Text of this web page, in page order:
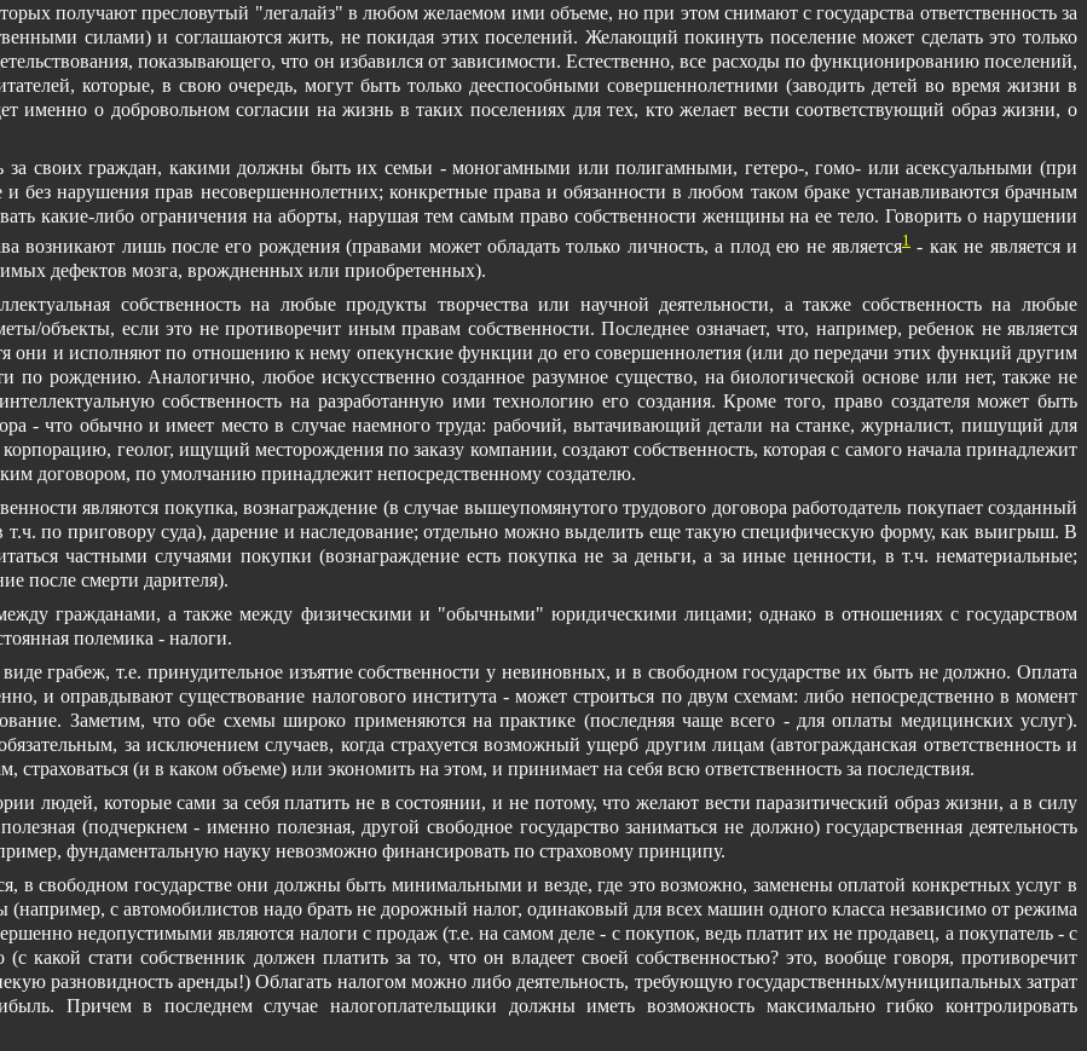
получают пресловутый "легалайз" в любом желаемом ими объеме, но при этом снимают с государства ответственность за
силами) и соглашаются жить, не покидая этих поселений. Желающий покинуть поселение может сделать это только
показывающего, что он избавился от зависимости. Естественно, все расходы по функционированию поселений,
которые, в свою очередь, могут быть только дееспособными совершеннолетними (заводить детей во время жизни в
именно о добровольном согласии на жизнь в таких поселениях для тех, кто желает вести соответствующий образ жизни, о
за своих граждан, какими должны быть их семьи - моногамными или полигамными, гетеро-, гомо- или асексуальными (при
без нарушения прав несовершеннолетних; конкретные права и обязанности в любом таком браке устанавливаются брачным
какие-либо ограничения на аборты, нарушая тем самым право собственности женщины на ее тело. Говорить о нарушении
возникают лишь после его рождения (правами может обладать только личность, а плод ею не является1- как не является и
дефектов мозга, врождненных или приобретенных).
собственность на любые продукты творчества или научной деятельности, а также собственность на любые
объекты, если это не противоречит иным правам собственности. Последнее означает, что, например, ребенок не является
они и исполняют по отношению к нему опекунские функции до его совершеннолетия (или до передачи этих функций другим
по рождению. Аналогично, любое искусственно созданное разумное существо, на биологической основе или нет, также не
собственность на разработанную ими технологию его создания. Кроме того, право создателя может быть
- что обычно и имеет место в случае наемного труда: рабочий, вытачивающий детали на станке, журналист, пишущий для
геолог, ищущий месторождения по заказу компании, создают собственность, которая с самого начала принадлежит
договором, по умолчанию принадлежит непосредственному создателю.
являются покупка, вознаграждение (в случае вышеупомянутого трудового договора работодатель покупает созданный
т.ч. по приговору суда), дарение и наследование; отдельно можно выделить еще такую специфическую форму, как выигрыш. В
частными случаями покупки (вознаграждение есть покупка не за деньги, а за иные ценности, в т.ч. нематериальные;
после смерти дарителя).
гражданами, а также между физическими и "обычными" юридическими лицами; однако в отношениях с государством
полемика - налоги.
грабеж, т.е. принудительное изъятие собственности у невиновных, и в свободном государстве их быть не должно. Оплата
и оправдывают существование налогового института - может строиться по двум схемам: либо непосредственно в момент
Заметим, что обе схемы широко применяются на практике (последняя чаще всего - для оплаты медицинских услуг).
за исключением случаев, когда страхуется возможный ущерб другим лицам (автогражданская ответственность и
страховаться (и в каком объеме) или экономить на этом, и принимает на себя всю ответственность за последствия.
людей, которые сами за себя платить не в состоянии, и не потому, что желают вести паразитический образ жизни, а в силу
(подчеркнем - именно полезная, другой свободное государство заниматься не должно) государственная деятельность
фундаментальную науку невозможно финансировать по страховому принципу.
в свободном государстве они должны быть минимальными и везде, где это возможно, заменены оплатой конкретных услуг в
с автомобилистов надо брать не дорожный налог, одинаковый для всех машин одного класса независимо от режима
недопустимыми являются налоги с продаж (т.е. на самом деле - с покупок, ведь платит их не продавец, а покупатель - с
какой стати собственник должен платить за то, что он владеет своей собственностью? это, вообще говоря, противоречит
разновидность аренды!) Облагать налогом можно либо деятельность, требующую государственных/муниципальных затрат
Причем в последнем случае налогоплательщики должны иметь возможность максимально гибко контролировать